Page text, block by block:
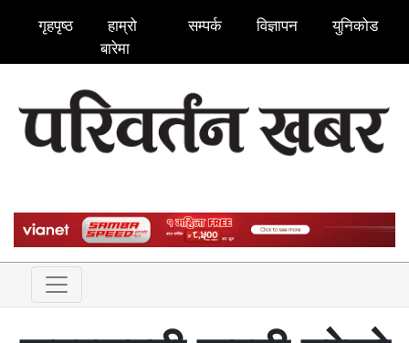
गृहपृष्ठ
हाम्रो
बारेमा
सम्पर्क विज्ञापन युनिकोड